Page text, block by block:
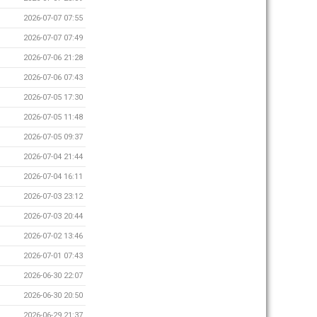
2026-07-07 07:55
2026-07-07 07:49
2026-07-06 21:28
2026-07-06 07:43
2026-07-05 17:30
2026-07-05 11:48
2026-07-05 09:37
2026-07-04 21:44
2026-07-04 16:11
2026-07-03 23:12
2026-07-03 20:44
2026-07-02 13:46
2026-07-01 07:43
2026-06-30 22:07
2026-06-30 20:50